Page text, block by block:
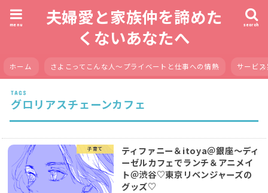
夫婦愛と家族仲を諦めた
くないあなたへ
search
menu
ホーム さよこってこんな人〜プライベートと仕事への情熱 サービ
グロリアスチェーンカフェ
子育て
ティファニー＆itoya＠銀座〜ディ
ーゼルカフェでランチ＆アニメイ
ト＠渋谷♡東京リベンジャーズの
グッズ♡